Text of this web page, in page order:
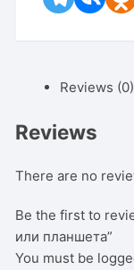
Reviews (0)
Reviews
There are no
Be the first to
или планшета”
You must be